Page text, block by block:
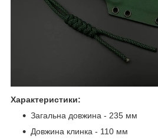
Характеристики:
Загальна довжина - 235 мм ️
Довжина клинка - 110 мм ️